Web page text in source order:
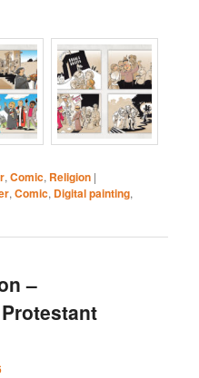
,Comic, Religion |
,Comic, Digital painting,
–